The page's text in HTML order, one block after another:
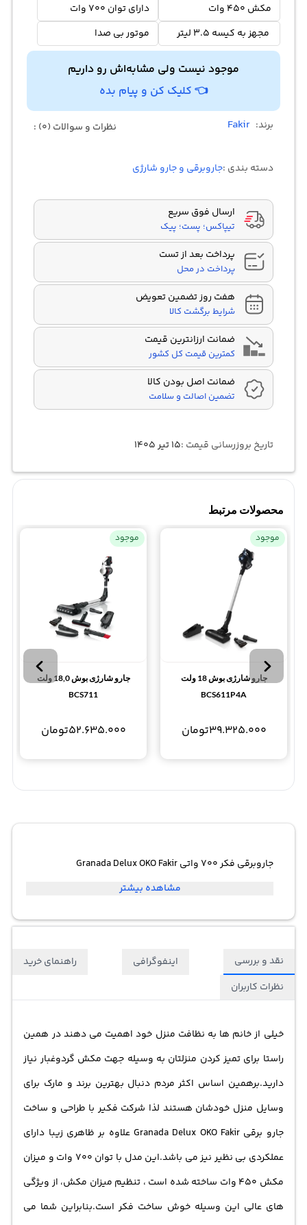
مکش 450 وات
دارای توان 700 وات
مجهز به کیسه 3.5 لیتر
موتور بی صدا
موجود نیست ولی مشابه‌اش رو داریم
👈 کلیک کن و پیام بده
برند: Fakir نظرات و سوالات (0) :
دسته بندی :جاروبرقی و جارو شارژی
ارسال فوق سریع
تیپاکس؛ پست؛ پیک
پرداخت بعد از تست
پرداخت در محل
هفت روز تضمین تعویض
شرایط برگشت کالا
ضمانت ارزانترین قیمت
کمترین قیمت کل کشور
ضمانت اصل بودن کالا
تضمین اصالت و سلامت
تاریخ بروزرسانی قیمت :۱۵ تیر ۱۴۰۵
محصولات مرتبط
موجود
جارو شارژی بوش 18 ولت
BCS611P4A
39.325.000تومان
موجود
جارو شارژی بوش 18,0 ولت
BCS711
52.635.000تومان
جاروبرقی فکر 700 واتی Granada Delux OKO Fakir
مشاهده بیشتر
نقد و بررسی اینفوگرافی
راهنمای خرید
نظرات کاربران
خیلی از خانم ها به نظافت منزل خود اهمیت می دهند در همین
راستا برای تمیز کردن منزلتان به وسیله جهت مکش گردوغبار نیاز
دارید.برهمین اساس اکثر مردم دنبال بهترین برند و مارک برای
وسایل منزل خودشان هستند لذا شرکت فکیر با طراحی و ساخت
جارو برقی Granada Delux OKO Fakir علاوه بر ظاهری زیبا دارای
عملکردی بی نظیر نیز می باشد.این مدل با توان 700 وات و میزان
مکش 450 وات ساخته شده است ، تنظیم میزان مکش، از ویژگی
های عالی این وسیله خوش ساخت فکر است.بنابراین شما می